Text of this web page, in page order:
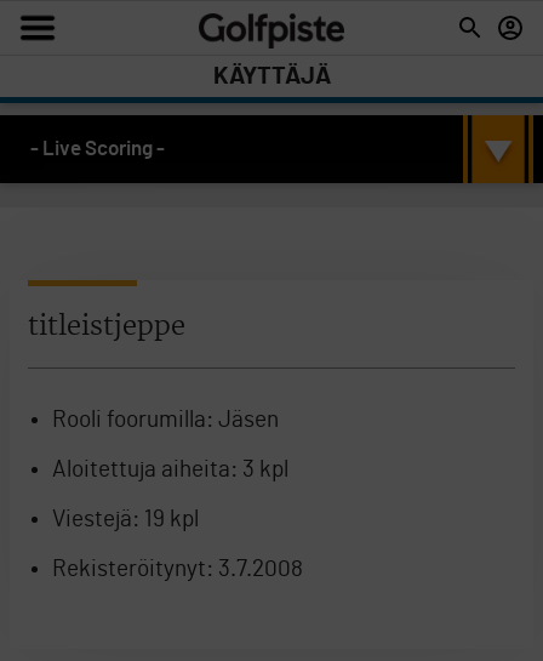
KÄYTTÄJÄ
- Live Scoring -
titleistjeppe
Rooli foorumilla: Jäsen
Aloitettuja aiheita: 3 kpl
Viestejä: 19 kpl
Rekisteröitynyt: 3.7.2008